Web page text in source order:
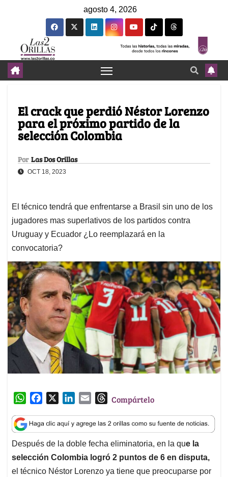
agosto 4, 2026
El crack que perdió Néstor Lorenzo
para el próximo partido de la
selección Colombia
Por Las Dos Orillas
OCT 18, 2023
El técnico tendrá que enfrentarse a Brasil sin uno de los
jugadores mas superlativos de los partidos contra
Uruguay y Ecuador ¿Lo reemplazará en la
convocatoria?
W
a
t
s
A
p
c
e
b
o
o
n
k
e
d
I
a
i
l
T
r
e
a
d
s
Compártelo
Después de la doble fecha eliminatoria, en la que la
selección Colombia logró 2 puntos de 6 en disputa,
el técnico Néstor Lorenzo ya tiene que preocuparse por